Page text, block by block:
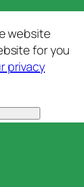
website
for you
privacy